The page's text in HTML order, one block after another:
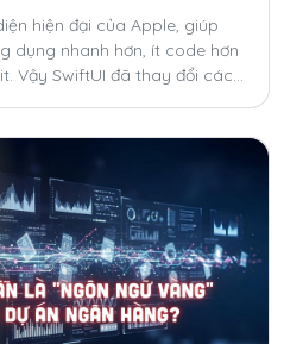
hiện đại của Apple, giúp
dụng nhanh hơn, ít code hơn
Vậy SwiftUI đã thay đổi cách